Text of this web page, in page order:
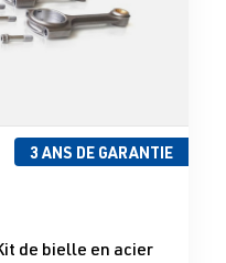
3 ANS DE GARANTIE
de bielle en acier